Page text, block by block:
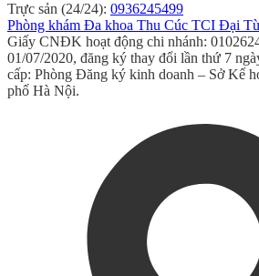
Trực sản (24/24): 0936245499
Phòng khám Đa khoa Thu Cúc TCI Đại
Giấy CNĐK hoạt động chi nhánh:
01/07/2020, đăng ký thay đổi lần thứ 7
cấp: Phòng Đăng ký kinh doanh – Sở Kế
phố Hà Nội.